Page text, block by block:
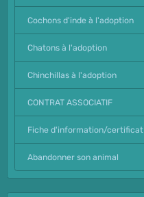
Cochons d'inde à l'adoption
Chatons à l'adoption
Chinchillas à l'adoption
CONTRAT ASSOCIATIF
Fiche d'information/certificat
Abandonner son animal